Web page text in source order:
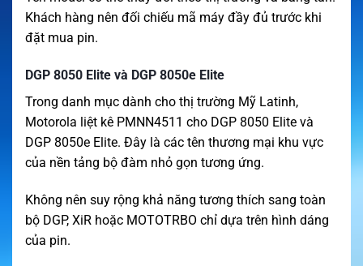
Khách hàng nên đối chiếu mã máy đầy đủ trước khi
đặt mua pin.
DGP 8050 Elite và DGP 8050e Elite
Trong danh mục dành cho thị trường Mỹ Latinh,
Motorola liệt kê PMNN4511 cho DGP 8050 Elite và
DGP 8050e Elite. Đây là các tên thương mại khu vực
của nền tảng bộ đàm nhỏ gọn tương ứng.
Không nên suy rộng khả năng tương thích sang toàn
bộ DGP, XiR hoặc MOTOTRBO chỉ dựa trên hình dáng
của pin.